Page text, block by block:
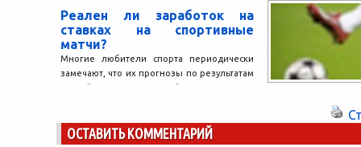
продукцию для
Федерацией
являются
Line полностью
Реален ли заработок на
ставках на спортивные
матчи?
Многие любители спорта периодически
замечают, что их прогнозы по результатам
матчей или соревнований оправдываются
ОСТАВИТЬ КОММЕНТАРИЙ